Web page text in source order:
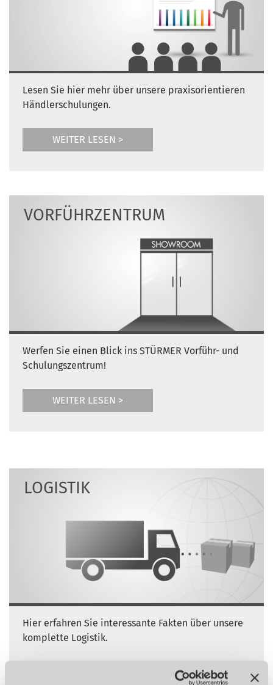
Lesen Sie hier mehr über unsere praxisorientieren
Händlerschulungen.
WEITER LESEN >
VORFÜHRZENTRUM
Werfen Sie einen Blick ins STÜRMER Vorführ- und
Schulungszentrum!
WEITER LESEN >
LOGISTIK
Hier erfahren Sie interessante Fakten über unsere
komplette Logistik.